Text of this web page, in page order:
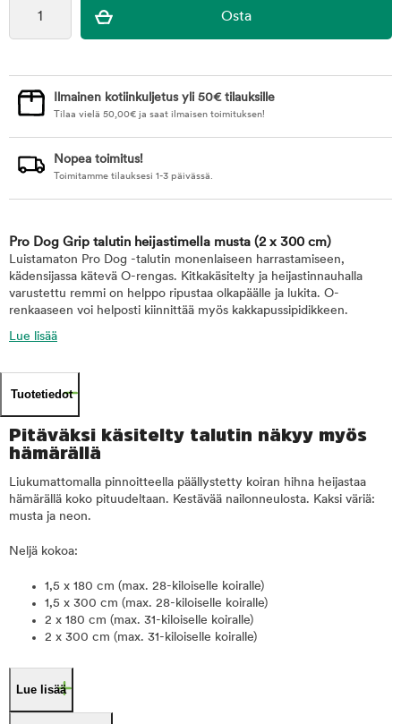
Ilmainen kotiinkuljetus yli 50€ tilauksille
Tilaa vielä 50,00€ ja saat ilmaisen toimituksen!
Nopea toimitus!
Toimitamme tilauksesi 1-3 päivässä.
Pro Dog Grip talutin heijastimella musta (2 x 300 cm)
Luistamaton Pro Dog -talutin monenlaiseen harrastamiseen,
kädensijassa kätevä O-rengas. Kitkakäsitelty ja heijastinnauhalla
varustettu remmi on helppo ripustaa olkapäälle ja lukita. O-
renkaaseen voi helposti kiinnittää myös kakkapussipidikkeen.
Lue lisää
Tuotetiedot
Pitäväksi käsitelty talutin näkyy myös
hämärällä
Liukumattomalla pinnoitteella päällystetty koiran hihna heijastaa
hämärällä koko pituudeltaan. Kestävää nailonneulosta. Kaksi väriä:
musta ja neon.
Neljä kokoa:
1,5 x 180 cm (max. 28-kiloiselle koiralle)
1,5 x 300 cm (max. 28-kiloiselle koiralle)
2 x 180 cm (max. 31-kiloiselle koiralle)
2 x 300 cm (max. 31-kiloiselle koiralle)
Lue lisää